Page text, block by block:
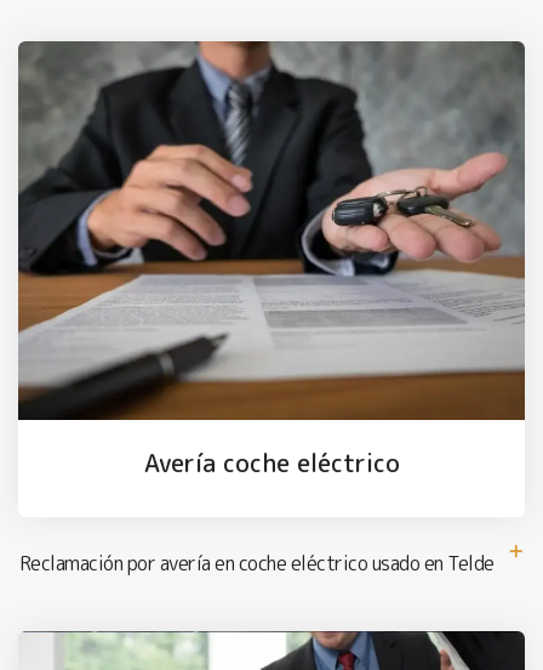
Avería coche eléctrico
Reclamación por avería en coche eléctrico usado en Telde